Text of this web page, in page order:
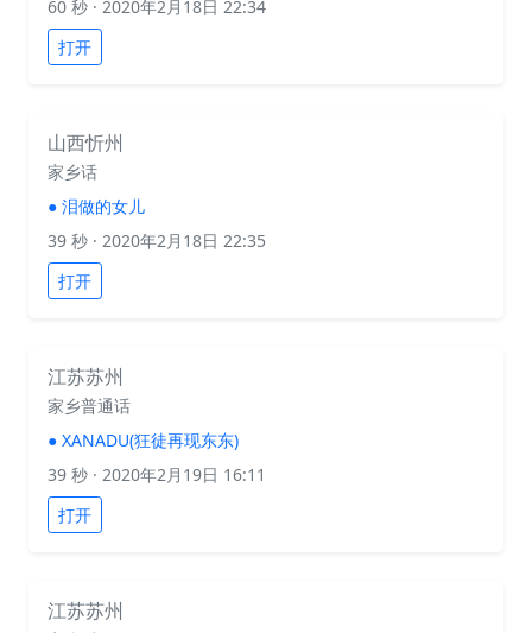
60 秒 · 2020年2月18日 22:34
打开
山西忻州
家乡话
● 泪做的女儿
39 秒 · 2020年2月18日 22:35
打开
江苏苏州
家乡普通话
● XANADU(狂徒再现东东)
39 秒 · 2020年2月19日 16:11
打开
江苏苏州